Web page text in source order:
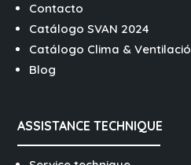
Contacto
Catálogo SVAN 2024
Catálogo Clima &
Blog
ASSISTANCE TECHNIQUE